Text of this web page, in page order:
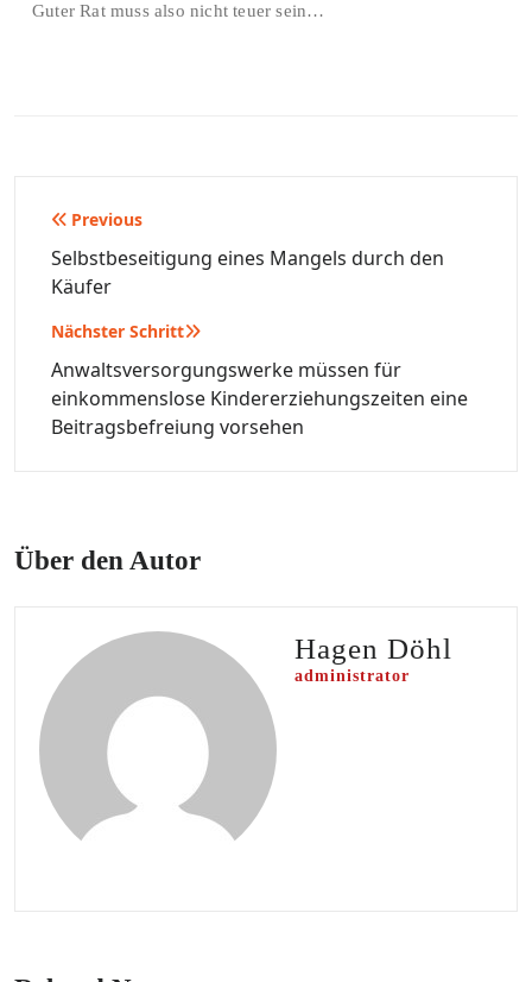
Guter Rat muss also nicht teuer sein…
Beitragsnavigation
Previous
Selbstbeseitigung eines Mangels durch den
Käufer
Nächster Schritt
Anwaltsversorgungswerke müssen für
einkommenslose Kindererziehungszeiten eine
Beitragsbefreiung vorsehen
Über den Autor
Hagen Döhl
administrator